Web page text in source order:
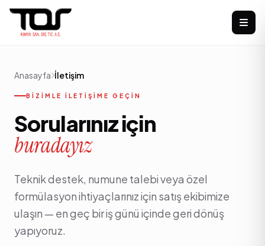
Anasayfa İletişim
BIZIMLE ILETIŞIME GEÇIN
Sorularınız için
buradayız
Teknik destek, numune talebi veya özel
formülasyon ihtiyaçlarınız için satış ekibimize
ulaşın — en geç bir iş günü içinde geri dönüş
yapıyoruz.